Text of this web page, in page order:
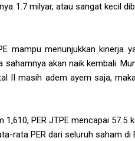
1.7 milyar, atau sangat kecil
mampu menunjukkan kinerja
akan naik kembali.
II masih adem ayem saja,
PER JTPE mencapai 57.5
rata PER dari seluruh saham di